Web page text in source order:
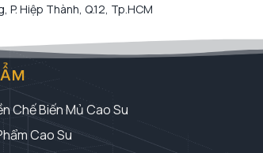
Hiệp Thành, Q.12, Tp.HCM
Chế Biến Mủ Cao Su
Cao Su